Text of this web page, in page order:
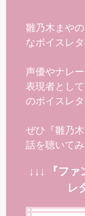
雛乃木まや
なボイスレ
声優やナレ
表現者とし
のボイスレ
ぜひ『雛乃
話を聴いてみ
↓↓↓ 『フ
レ